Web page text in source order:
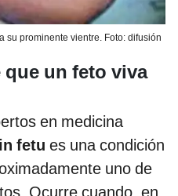
su prominente vientre. Foto: difusión
un feto viva
en medicina
fetu es una condición
uno de
Ocurre cuando, en